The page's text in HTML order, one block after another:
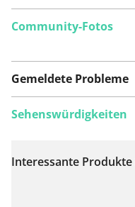
Community-Fotos
Gemeldete Probleme
Auf Karte
Sehenswürdigkeiten
Interessante